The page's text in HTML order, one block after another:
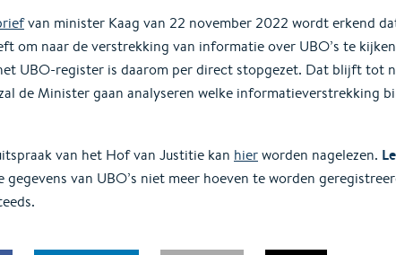
van minister Kaag van 22 november 2022 wordt erkend
om naar de verstrekking van informatie over UBO’s te
UBO-register is daarom per direct stopgezet. Dat blijft tot
de Minister gaan analyseren welke informatieverstrekking
van het Hof van Justitie kan hierworden nagelezen.
gegevens van UBO’s niet meer hoeven te worden